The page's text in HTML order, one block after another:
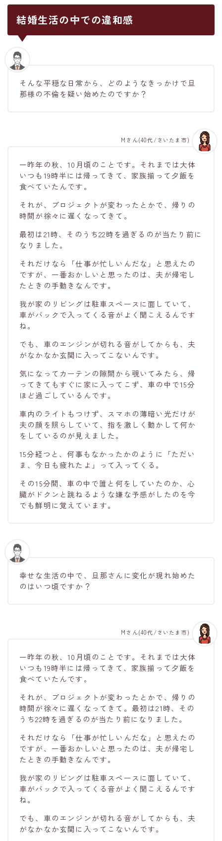
結婚生活の中での違和感
そんな平穏な日常から、どのようなきっかけで旦
那様の不倫を疑い始めたのですか？
一昨年の秋、10月頃のことです。それまでは大体
いつも19時半には帰ってきて、家族揃って夕飯を
食べていたんです。
それが、プロジェクトが変わったとかで、帰りの
時間が徐々に遅くなってきて。
最初は21時、そのうち22時を過ぎるのが当たり前に
なりました。
それだけなら「仕事が忙しいんだな」と思えたの
ですが、一番おかしいと思ったのは、夫が帰宅し
たときの手動きなんです。
我が家のリビングは駐車スペースに面していて、
車がバックで入ってくる音がよく聞こえるんです
ね。
でも、車のエンジンが切れる音がしてからも、夫
がなかなか玄関に入ってこないんです。
気になってカーテンの隙間から覗いてみたら、帰
ってきてもすぐに家に入ってこず、車の中で15分
ほど過ごしているんです。
車内のライトもつけず、スマホの薄暗い光だけが
夫の顔を照らしていて、指を激しく動かして何か
をしているのが見えました。
15分経つと、何事もなかったかのように「ただい
ま、今日も疲れたよ」って入ってくる。
その15分間、車の中で誰と何をしていたのか、心
臓がドクンと跳ねるような嫌な予感がしたのを今
でも鮮明に覚えています。
Mさん(40代/さいたま市)
幸せな生活の中で、旦那さんに変化が現れ始めた
のはいつ頃ですか？
一昨年の秋、10月頃のことです。それまでは大体
いつも19時半には帰ってきて、家族揃って夕飯を
食べていたんです。
それが、プロジェクトが変わったとかで、帰りの
時間が徐々に遅くなってきて。最初は21時、その
うち22時を過ぎるのが当たり前になりました。
それだけなら「仕事が忙しいんだな」と思えたの
ですが、一番おかしいと思ったのは、夫が帰宅し
たときの手動きなんです。
我が家のリビングは駐車スペースに面していて、
車がバックで入ってくる音がよく聞こえるんです
ね。
でも、車のエンジンが切れる音がしてからも、夫
がなかなか玄関に入ってこないんです。
Mさん(40代/さいたま市)